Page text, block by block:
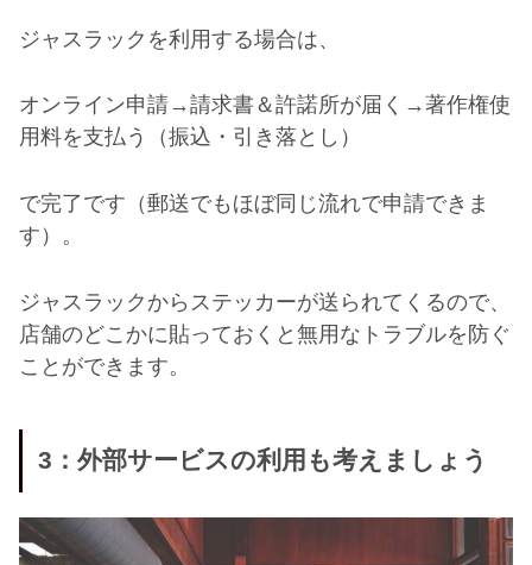
ジャスラックを利用する場合は、
オンライン申請→請求書＆許諾所が届く→著作権使
用料を支払う（振込・引き落とし）
で完了です（郵送でもほぼ同じ流れで申請できま
す）。
ジャスラックからステッカーが送られてくるので、
店舗のどこかに貼っておくと無用なトラブルを防ぐ
ことができます。
3 ：外部サービスの利用も考えましょう